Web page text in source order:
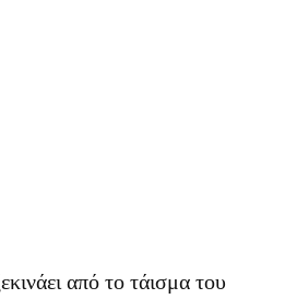
από το τάισμα του